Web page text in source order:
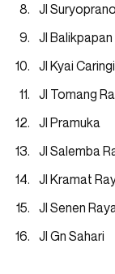
Jl
Jl Balikpapan
Jl Kyai
Jl Tomang
Jl Pramuka
Jl Salemba
Jl Kramat
Jl Senen
Jl Gn Sahari